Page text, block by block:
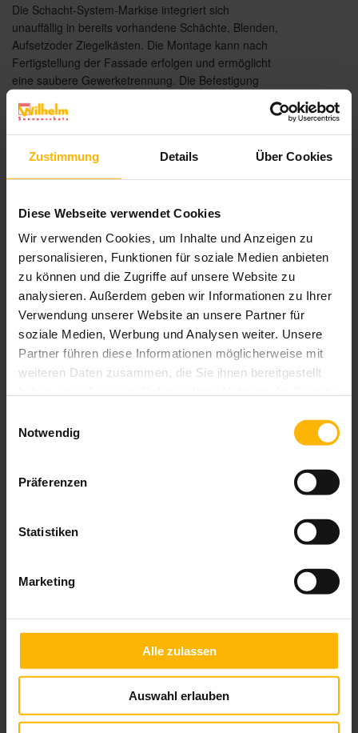
Zustimmung Details Über Cookies
Diese Webseite verwendet Cookies
Wir verwenden Cookies, um Inhalte und Anzeigen zu
personalisieren, Funktionen für soziale Medien anbieten
zu können und die Zugriffe auf unsere Website zu
analysieren. Außerdem geben wir Informationen zu Ihrer
Verwendung unserer Website an unsere Partner für
soziale Medien, Werbung und Analysen weiter. Unsere
Partner führen diese Informationen möglicherweise mit
weiteren Daten zusammen, die Sie ihnen bereitgestellt
Notwendig
Präferenzen
Statistiken
Marketing
Alle zulassen
Auswahl erlauben
Die Schacht-System-Markise integriert sich
unauffällig in bereits vorhandene Schächte, Blenden,
Aufsetzoder Ziegelkästen. Die Montage kann nach
Fertigstellung der Fassade erfolgen und ermöglicht
eine saubere Gewerketrennung. Die Befestigung
Führungsschiene.
Brillante Extras
Geländersystem VisioNeo Sun
Weitere Informationen zu
Ausstattungsextras Fenster-Markisen
Weitere Informationen zu Stoffqualitäten
Farben & Stoffe
Weitere Informationen
Das könnte Sie auch interessieren